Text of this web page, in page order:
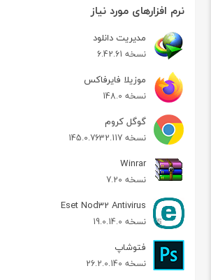
نرم افزارهای مورد نیاز
مدیریت دانلود
نسخه 6.42.61
موزیلا فایرفاکس
نسخه 148.0
گوگل کروم
نسخه 145.0.7632.117
Winrar
نسخه 7.20
Eset Nod32 Antivirus
نسخه 19.0.14.0
فتوشاپ
نسخه 26.2.0.140